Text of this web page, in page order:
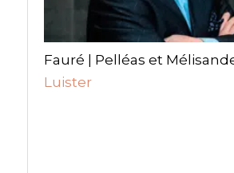
Fauré | Pelléas et
Luister